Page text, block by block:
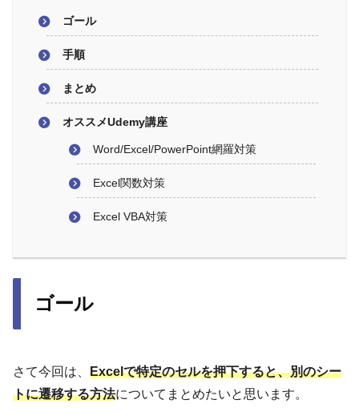
ゴール
手順
まとめ
オススメUdemy講座
Word/Excel/PowerPoint網羅対策
Excel関数対策
Excel VBA対策
ゴール
さて今回は、 Excelで特定のセルを押下すると、別のシー
トに遷移する方法についてまとめたいと思います。